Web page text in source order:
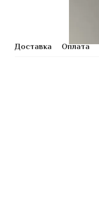
Доставка Оплата